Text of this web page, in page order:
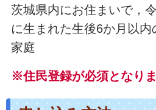
茨城県内にお住まいで，
に生まれた生後6か月以
家庭
※住民登録が必須となりま